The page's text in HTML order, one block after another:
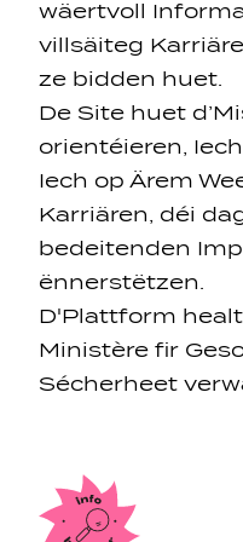
Gérer les cookies
wäertvoll
villsäiteg
ze bidden huet.
De Site huet
orientéieren,
Iech op Ärem
Karriären, déi
bedeitenden
ënnerstëtzen.
D'Plattform
Ministère fir
Sécherheet
Axen